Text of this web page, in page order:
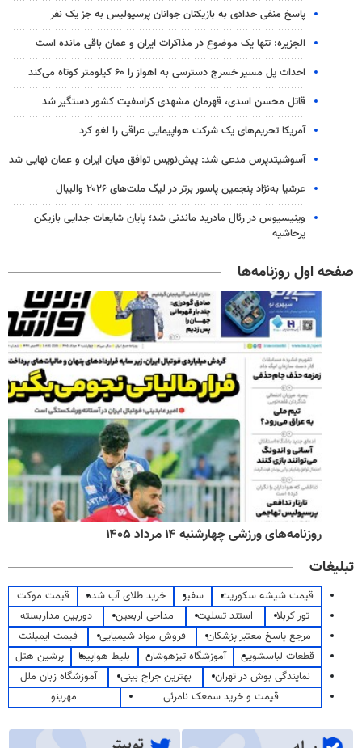
پاسخ منفی حدادی به بازیکنان جوانان پرسپولیس به جز یک نفر
الجزیره: تنها یک موضوع در مذاکرات ایران و عمان باقی مانده است
احداث پل مسیر خسرج دسترسی به اهواز را ۶۰ کیلومتر کوتاه می‌کند
قاتل محسن اسدی، قهرمان مشهدی کراسفیت کشور دستگیر شد
آمریکا تحریم‌های یک شرکت هواپیمایی عراقی را لغو کرد
آسوشیتدپرس مدعی شد: پیش‌نویس توافق میان ایران و عمان نهایی شد
عرشیا به‌نژاد پنجمین پاسور برتر در لیگ ملت‌های ۲۰۲۶ والیبال
وینیسیوس در رئال مادرید ماندنی شد؛ پایان شایعات جدایی بازیکن
پرحاشیه
صفحه اول روزنامه‌ها
روزنامه‌های ورزشی چهارشنبه ۱۴ مرداد ۱۴۰۵
تبلیغات
قیمت شیشه سکوریت سفیر خرید طلای آب شده
قیمت موکت
تور کربلا
استند تسلیت مداحی اربعین
دوربین مداربسته
مرجع پاسخ معتبر پزشکان
فروش مواد شیمیایی
قیمت ایمپلنت
قطعات لباسشویی
آموزشگاه تیزهوشان بلیط هواپیما
پرشین هتل
نمایندگی بوش در تهران
بهترین جراح بینی
آموزشگاه زبان ملل
قیمت و خرید سمعک نامرئی
مهرینو